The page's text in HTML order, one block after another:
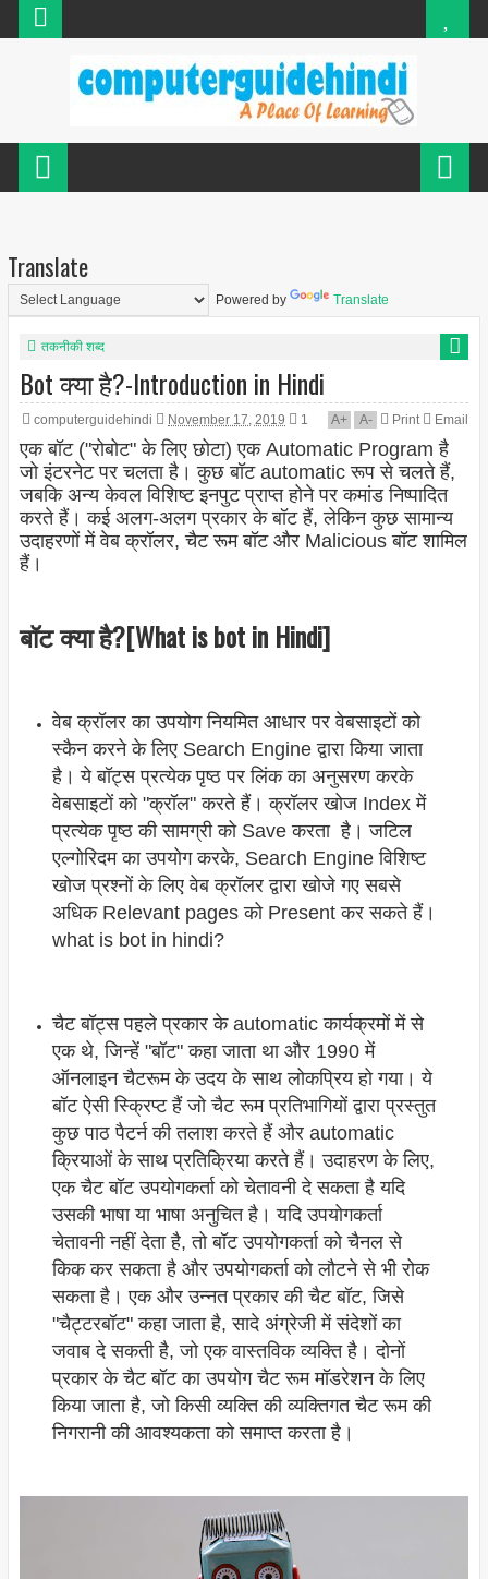
Translate
Powered by Translate
तकनीकी शब्द
Bot क्या है?-Introduction in Hindi
computerguidehindi November 17, 2019 1 A+ A- Print Email
एक बॉट ("रोबोट" के लिए छोटा) एक Automatic Program है
जो इंटरनेट पर चलता है। कुछ बॉट automatic रूप से चलते हैं,
जबकि अन्य केवल विशिष्ट इनपुट प्राप्त होने पर कमांड निष्पादित
करते हैं। कई अलग-अलग प्रकार के बॉट हैं, लेकिन कुछ सामान्य
उदाहरणों में वेब क्रॉलर, चैट रूम बॉट और Malicious बॉट शामिल
हैं।
बॉट क्या है?[What is bot in Hindi]
वेब क्रॉलर का उपयोग नियमित आधार पर वेबसाइटों को
स्कैन करने के लिए Search Engine द्वारा किया जाता
है। ये बॉट्स प्रत्येक पृष्ठ पर लिंक का अनुसरण करके
वेबसाइटों को "क्रॉल" करते हैं। क्रॉलर खोज Index में
प्रत्येक पृष्ठ की सामग्री को Save करता है। जटिल
एल्गोरिदम का उपयोग करके, Search Engine विशिष्ट
खोज प्रश्नों के लिए वेब क्रॉलर द्वारा खोजे गए सबसे
अधिक Relevant pages को Present कर सकते हैं।
what is bot in hindi?
चैट बॉट्स पहले प्रकार के automatic कार्यक्रमों में से
एक थे, जिन्हें "बॉट" कहा जाता था और 1990 में
ऑनलाइन चैटरूम के उदय के साथ लोकप्रिय हो गया। ये
बॉट ऐसी स्क्रिप्ट हैं जो चैट रूम प्रतिभागियों द्वारा प्रस्तुत
कुछ पाठ पैटर्न की तलाश करते हैं और automatic
क्रियाओं के साथ प्रतिक्रिया करते हैं। उदाहरण के लिए,
एक चैट बॉट उपयोगकर्ता को चेतावनी दे सकता है यदि
उसकी भाषा या भाषा अनुचित है। यदि उपयोगकर्ता
चेतावनी नहीं देता है, तो बॉट उपयोगकर्ता को चैनल से
किक कर सकता है और उपयोगकर्ता को लौटने से भी रोक
सकता है। एक और उन्नत प्रकार की चैट बॉट, जिसे
"चैट्टरबॉट" कहा जाता है, सादे अंग्रेजी में संदेशों का
जवाब दे सकती है, जो एक वास्तविक व्यक्ति है। दोनों
प्रकार के चैट बॉट का उपयोग चैट रूम मॉडरेशन के लिए
किया जाता है, जो किसी व्यक्ति की व्यक्तिगत चैट रूम की
निगरानी की आवश्यकता को समाप्त करता है।